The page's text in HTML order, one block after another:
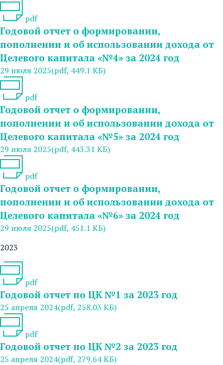
pdf
Годовой отчет о формировании,
пополнении и об использовании дохода от
Целевого капитала «№4» за 2024 год
29 июля 2025(pdf, 449.1 КБ)
pdf
Годовой отчет о формировании,
пополнении и об использовании дохода от
Целевого капитала «№5» за 2024 год
29 июля 2025(pdf, 443.31 КБ)
pdf
Годовой отчет о формировании,
пополнении и об использовании дохода от
Целевого капитала «№6» за 2024 год
29 июля 2025(pdf, 451.1 КБ)
2023
pdf
Годовой отчет по ЦК №1 за 2023 год
25 апреля 2024(pdf, 258.03 КБ)
pdf
Годовой отчет по ЦК №2 за 2023 год
25 апреля 2024(pdf, 279.64 КБ)